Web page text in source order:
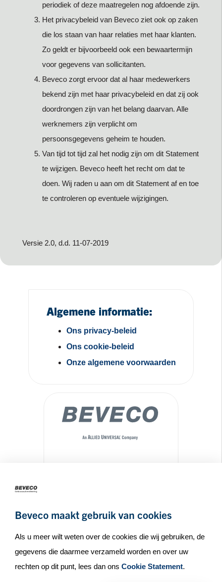
Beveco maakt gebruik van cookies
Als u meer wilt weten over de cookies die wij gebruiken, de
gegevens die daarmee verzameld worden en over uw
rechten op dit punt, lees dan ons Cookie Statement.
periodiek of deze maatregelen nog afdoende zijn.
Het privacybeleid van Beveco ziet ook op zaken
die los staan van haar relaties met haar klanten.
Zo geldt er bijvoorbeeld ook een bewaartermijn
voor gegevens van sollicitanten.
Beveco zorgt ervoor dat al haar medewerkers
bekend zijn met haar privacybeleid en dat zij ook
doordrongen zijn van het belang daarvan. Alle
werknemers zijn verplicht om
persoonsgegevens geheim te houden.
Van tijd tot tijd zal het nodig zijn om dit Statement
te wijzigen. Beveco heeft het recht om dat te
doen. Wij raden u aan om dit Statement af en toe
te controleren op eventuele wijzigingen.
Versie 2.0, d.d. 11-07-2019
+31(0)186 65 90 30
info@beveco.nl
Algemene informatie:
Ons privacy-beleid
Ons cookie-beleid
Onze algemene voorwaarden